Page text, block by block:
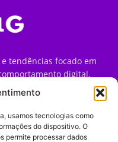
usamos tecnologias como
do dispositivo. O
permite processar dados
tendências focado em
digital,
marca que impactam a
internet no Brasil.